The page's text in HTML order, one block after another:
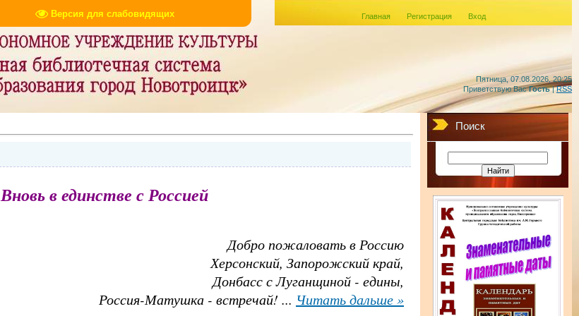
Версия для слабовидящих
Пятница, 07.08.2026, 20:25
Приветствую Вас Гость|RSS
Главная Регистрация Вход
Вновь в единстве с Россией
Добро пожаловать в Россию
Херсонский, Запорожский край,
Донбасс с Луганщиной - едины,
Россия-Матушка - встречай! ... Читать дальше »
Поиск